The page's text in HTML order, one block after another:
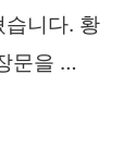
습니다. 황
문을 …